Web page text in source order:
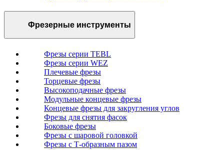
Фрезерные инструменты
Фрезы серии TEBL
Фрезы серии WEZ
Плечевые фрезы
Торцевые фрезы
Высокоподачные фрезы
Модульные концевые фрезы
Концевые фрезы для закругления углов
Фрезы для снятия фасок
Боковые фрезы
Фрезы с шаровой головкой
Фрезы с Т-образным пазом